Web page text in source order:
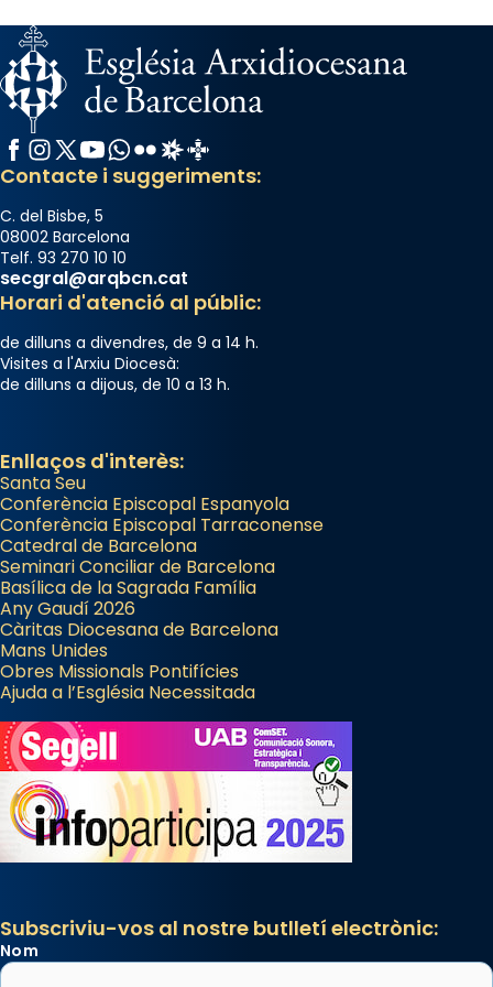
Arquebisbat de Barcelona
2 weeks ago
Memòria de les santes Juliana i
Semproniana, verges i màrtirs.
Acompanyant la història de sant Cugat, a
partir de l’Edat Mitjana sorgeix la tradició
que les santes Juliana (“relatiu a Júlia”) i
Semproniana (“relatiu a Semprònia =
eterna”) són deixebles seves. I l’any 1667, el
frare Joan Gaspar Roig, afirma en una obra
que les santes són filles de l’antiga Iluro.
Mataró en reivindicarà les relíquies fins que
a la “Missa de les Santes” (“Missa de
Glòria”) fou composta el 1848 per Mn.
Manuel Blanch, amb aire d’òpera
italianitzant; s’interpreta per privilegi
pontifici, amb orquestra i cor, i té una
duració aproximada de tres hores. Després,
processó (recuperada el 1972) al voltant
del temple amb les relíquies de les santes.
Des de 1985 hi participa també un grup de
diablesses amb música i ball propis. Festa
gran a Mataró.
«Si vols saber què és calor, ves per les
Santes a Mataró»🥵.
Photo
View on Facebook · Share
Facebook
Instagram
X / Twitter
YouTube
WhatsApp
FlickrRadio Estel
Catalunya Cristiana
Contacte i suggeriments:
C. del Bisbe, 5
08002 Barcelona
Telf. 93 270 10 10
secgral@arqbcn.cat
Horari d'atenció al públic:
de dilluns a divendres, de 9 a 14 h.
Visites a l'Arxiu Diocesà:
de dilluns a dijous, de 10 a 13 h.
Enllaços d'interès:
Santa Seu
Conferència Episcopal Espanyola
Conferència Episcopal Tarraconense
Catedral de Barcelona
Seminari Conciliar de Barcelona
Basílica de la Sagrada Família
Any Gaudí 2026
Càritas Diocesana de Barcelona
Mans Unides
Obres Missionals Pontifícies
Ajuda a l’Església Necessitada
Subscriviu-vos al nostre butlletí electrònic:
Nom